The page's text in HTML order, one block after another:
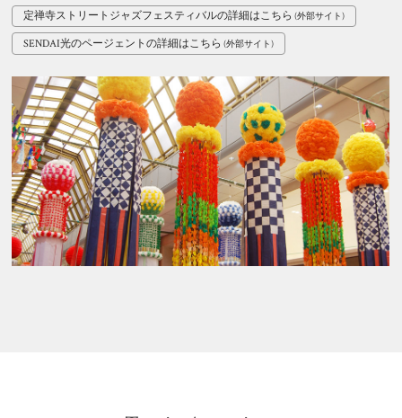
定禅寺ストリートジャズフェスティバルの詳細はこちら
SENDAI光のページェントの詳細はこちら